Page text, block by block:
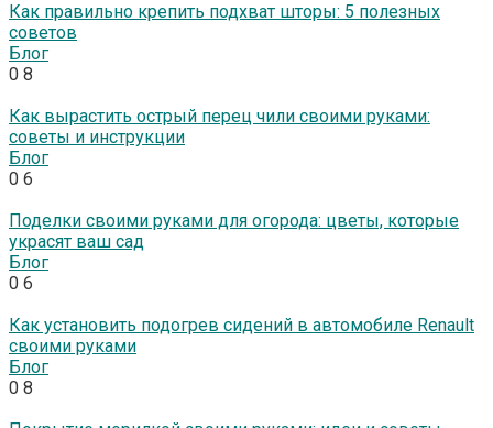
Как правильно крепить подхват шторы: 5 полезных
советов
Блог
0 8
Как вырастить острый перец чили своими руками:
советы и инструкции
Блог
0 6
Поделки своими руками для огорода: цветы, которые
украсят ваш сад
Блог
0 6
Как установить подогрев сидений в автомобиле Renault
своими руками
Блог
0 8